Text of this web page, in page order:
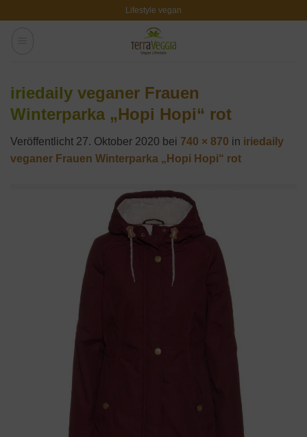
Lifestyle vegan
iriedaily veganer Frauen
Winterparka „Hopi Hopi“ rot
Veröffentlicht 27. Oktober 2020 bei 740 × 870 in iriedaily
veganer Frauen Winterparka „Hopi Hopi“ rot